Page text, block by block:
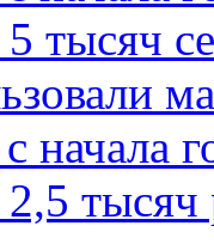
тысяч
начала
тысяч